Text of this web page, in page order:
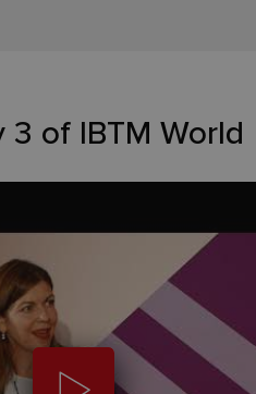
3 of IBTM World